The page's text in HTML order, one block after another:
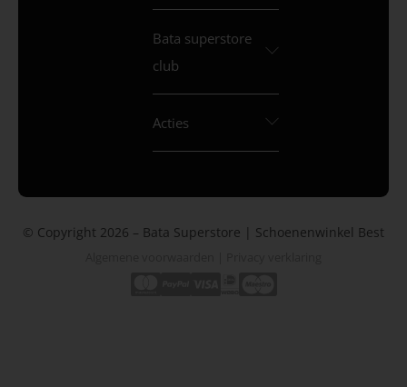
Bata superstore
club
Acties
© Copyright 2026 – Bata Superstore | Schoenenwinkel Best